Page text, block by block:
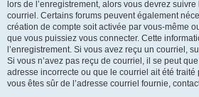
lors de l’enregistrement, alors vous devrez
courriel. Certains forums peuvent également
création de compte soit activée par vous-même
que vous puissiez vous connecter. Cette
l’enregistrement. Si vous avez reçu un courriel,
Si vous n’avez pas reçu de courriel, il se peut
adresse incorrecte ou que le courriel ait été traité
vous êtes sûr de l’adresse courriel fournie,